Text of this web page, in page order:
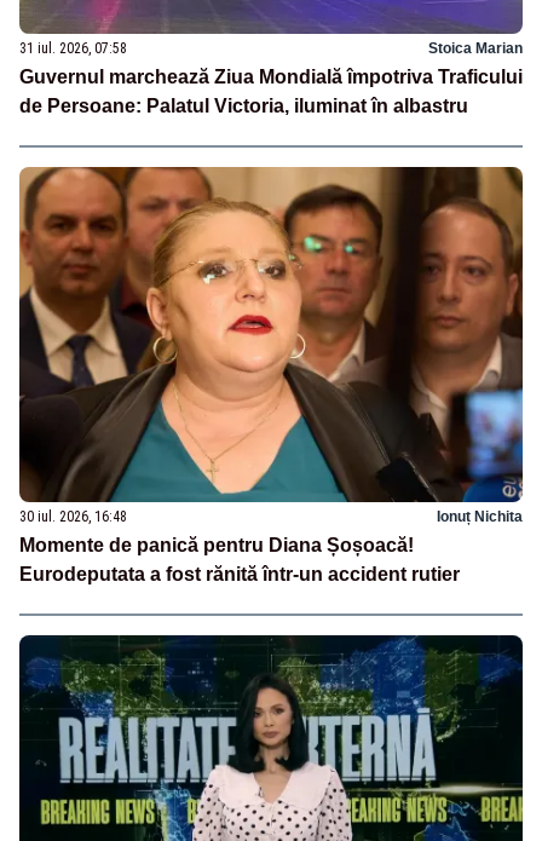
31 iul. 2026, 07:58 Stoica Marian
Guvernul marchează Ziua Mondială împotriva Traficului
de Persoane: Palatul Victoria, iluminat în albastru
30 iul. 2026, 16:48 Ionuț Nichita
Momente de panică pentru Diana Șoșoacă!
Eurodeputata a fost rănită într-un accident rutier